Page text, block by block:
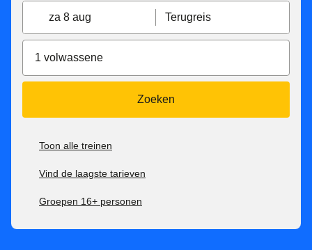
za 8 aug Terugreis
1 volwassene
Zoeken
Toon alle treinen
Vind de laagste tarieven
Groepen 16+ personen